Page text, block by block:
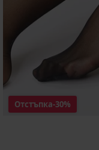
Отстъпка-30%